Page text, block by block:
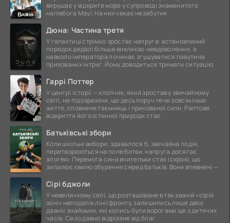
вирушає у відкрите море у супроводі знаменитого
напівбога Мауї. На них чекає незабутня
Дюна: Частина третя
У галактиці стрімко зростає напруга: встановлений
порядок дедалі більше викликає невдоволення, а
навколо імператора починає згущуватися павутина
прихованих інтриг. Йому доводиться тримати ситуацію
Гаррі Поттер
У центрі історії — хлопчик, який зростав у звичайному
світі, не підозрюючи, що десь поруч тече зовсім інше
життя, сповнене таємниць і прихованої сили. Раптове
відкриття його істинної природи стає
Батьківські збори
Коли шкільні вибори, здавалося б, звичайна подія,
перетворюються на поле битви, напруга досягає
апогею. Перемога сина вчительки стає іскрою, що
запалює хвилю обурення серед батьків. Вони впевнені —
Сірі бджоли
У невеличкому селі, що розташоване в так званій «сірій
зоні» неподалік лінії фронту, залишились лише двоє
давніх знайомих, які колись були ворогами ще з дитячих
часів. Село давно відрізане від благ